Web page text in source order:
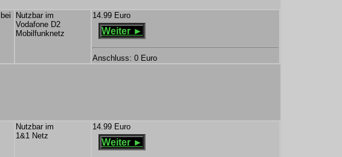
Nutzbar im
Vodafone D2
Mobilfunknetz
14.99 Euro
Weiter ►
Anschluss: 0 Euro
Nutzbar im
1&1 Netz
14.99 Euro
Weiter ►